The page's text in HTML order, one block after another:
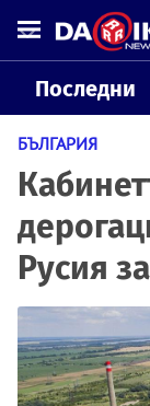
Последни
БЪЛГАРИЯ
Русия